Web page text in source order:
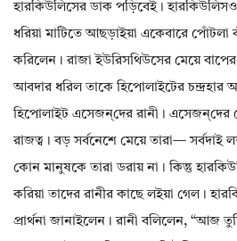
হারকিউলিসের ডাক পড়িবেই।
ধরিয়া মাটিতে আছড়াইয়া একেবারে পোঁটলা
করিলেন। রাজা ইউরিসথিউসের মেয়ে
আবদার ধরিল তাকে হিপোলাইটের চন্দ্রহার
হিপোলাইট এসেজন্‌দের রানী। এসেজন্‌দের
রাজত্ব। বড় সর্বনেশে মেয়ে তারা— সর্বদাই
কোন মানুষকে তারা ডরায় না। কিন্তু
করিয়া তাদের রানীর কাছে লইয়া গেল।
প্রার্থনা জানাইলেন। রানী বলিলেন, “আজ